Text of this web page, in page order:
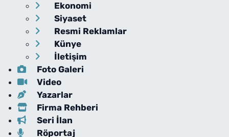
Ekonomi
Siyaset
Resmi Reklamlar
Künye
İletişim
Foto Galeri
Video
Yazarlar
Firma Rehberi
Seri İlan
Röportaj